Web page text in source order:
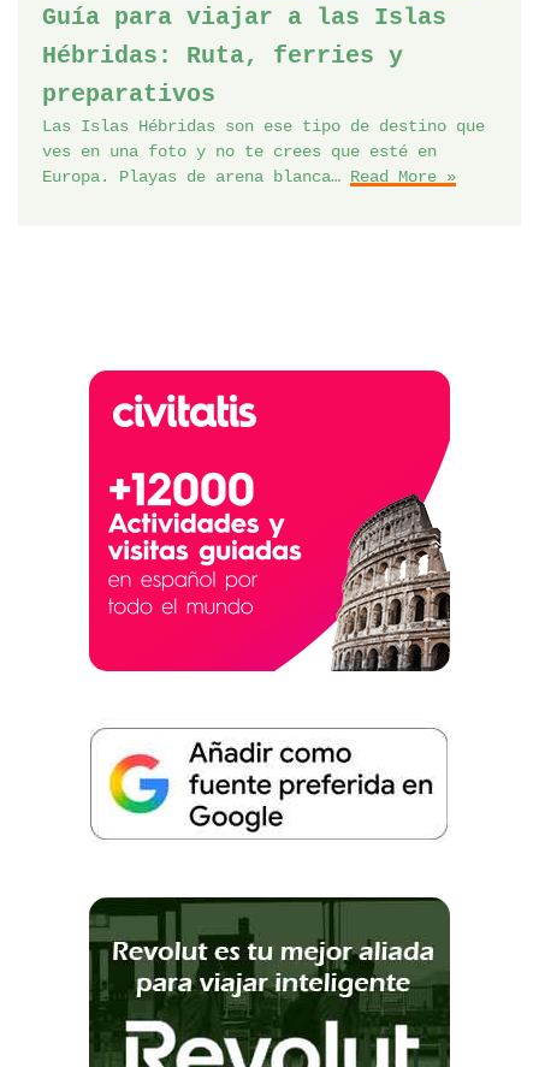
Guía para viajar a las Islas
Hébridas: Ruta, ferries y
preparativos
Las Islas Hébridas son ese tipo de destino que
ves en una foto y no te crees que esté en
Europa. Playas de arena blanca… Read More »